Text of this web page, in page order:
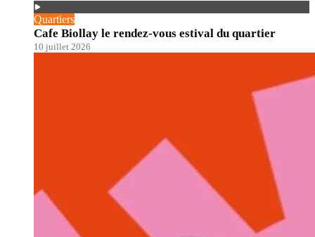
Quartiers
Cafe Biollay le rendez-vous estival du quartier
10 juillet 2026